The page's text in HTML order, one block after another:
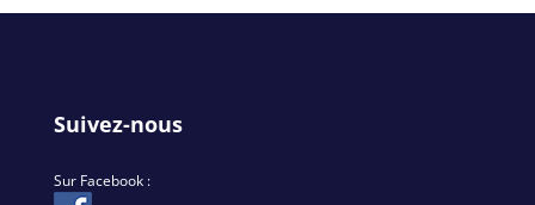
Suivez-nous
Sur Facebook :